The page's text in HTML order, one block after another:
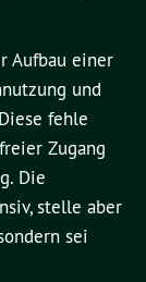
Aufbau einer
und
fehle
Zugang
Die
stelle aber
sei